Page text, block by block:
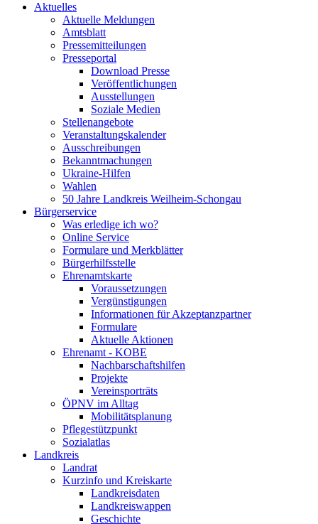
Aktuelles
Aktuelle Meldungen
Amtsblatt
Pressemitteilungen
Presseportal
Download Presse
Veröffentlichungen
Ausstellungen
Soziale Medien
Stellenangebote
Veranstaltungskalender
Ausschreibungen
Bekanntmachungen
Ukraine-Hilfen
Wahlen
50 Jahre Landkreis Weilheim-Schongau
Bürgerservice
Was erledige ich wo?
Online Service
Formulare und Merkblätter
Bürgerhilfsstelle
Ehrenamtskarte
Voraussetzungen
Vergünstigungen
Informationen für Akzeptanzpartner
Formulare
Aktuelle Aktionen
Ehrenamt - KOBE
Nachbarschaftshilfen
Projekte
Vereinsporträts
ÖPNV im Alltag
Mobilitätsplanung
Pflegestützpunkt
Sozialatlas
Landkreis
Landrat
Kurzinfo und Kreiskarte
Landkreisdaten
Landkreiswappen
Geschichte